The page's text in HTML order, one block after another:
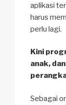
aplikasi
harus
perlu lagi.
Kini
anak,
Sebagai